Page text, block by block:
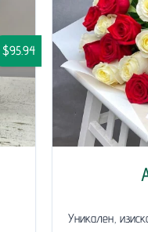
$95.94
Уникален,